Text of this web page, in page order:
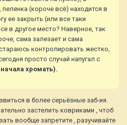
(короче всё) находится в
ее закрыть (или все таки
в другое место? Наверное, так
сама залезает и сама
контролировать жестко,
просто случай напугал с
хромать).
в более серьёзные заб-ия.
застелить ковриками , чтоб
вообще запретите , разучивайте